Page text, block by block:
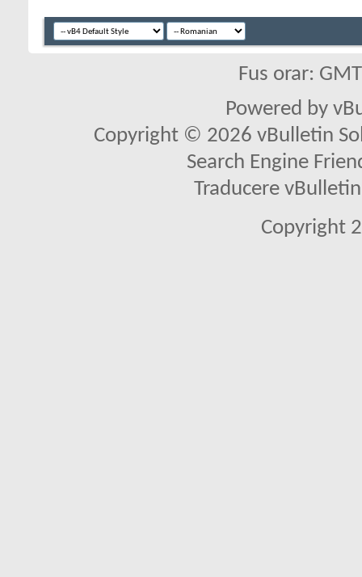
Fus orar:
Powered by
Copyright © 2026 vBulletin
Search Engine
Traducere
Copyright